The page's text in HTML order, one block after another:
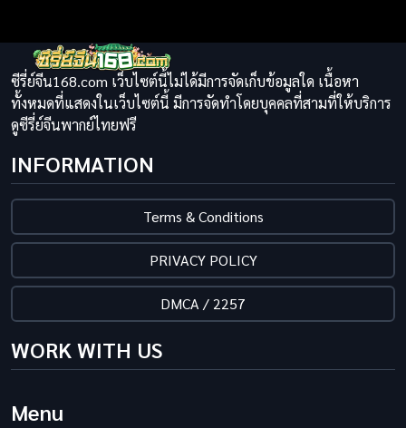
ซีรี่ย์จีน168.com เว็บไซต์นี้ไม่ได้มีการจัดเก็บข้อมูลใด เนื้อหา
ทั้งหมดที่แสดงในเว็บไซต์นี้ มีการจัดทำโดยบุคคลที่สามที่ให้บริการ
ดูซีรี่ย์จีนพากย์ไทยฟรี
INFORMATION
Terms & Conditions
PRIVACY POLICY
DMCA / 2257
WORK WITH US
Menu